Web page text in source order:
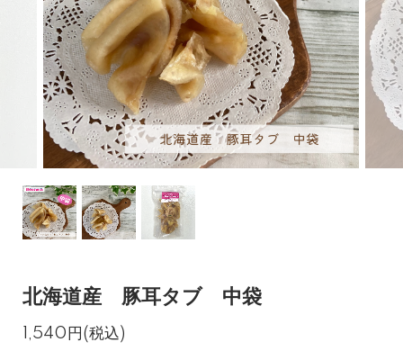
北海道産 豚耳タブ 中袋
1,540円(税込)